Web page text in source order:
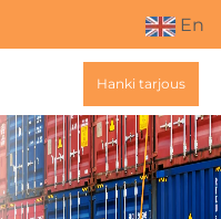
En
Hanki tarjous